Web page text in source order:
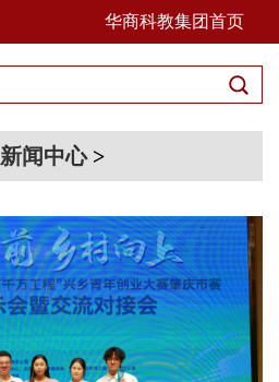
华商科教集团首页
新闻中心>